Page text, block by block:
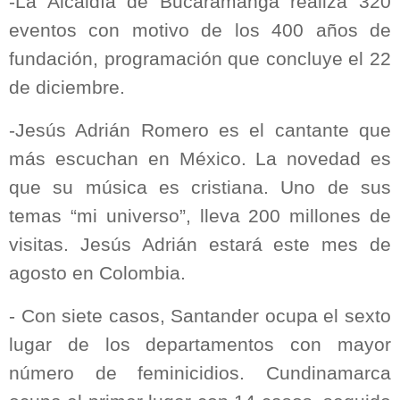
eventos con motivo de los 400 años de
fundación, programación que concluye el 22
de diciembre.
-Jesús Adrián Romero es el cantante que
más escuchan en México. La novedad es
que su música es cristiana. Uno de sus
temas “mi universo”, lleva 200 millones de
visitas. Jesús Adrián estará este mes de
agosto en Colombia.
- Con siete casos, Santander ocupa el sexto
lugar de los departamentos con mayor
número de feminicidios. Cundinamarca